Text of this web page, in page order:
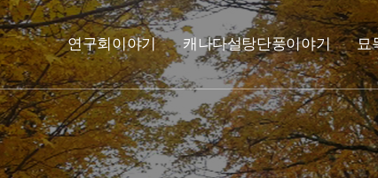
연구회이야기 캐나다설탕단풍이야기 묘